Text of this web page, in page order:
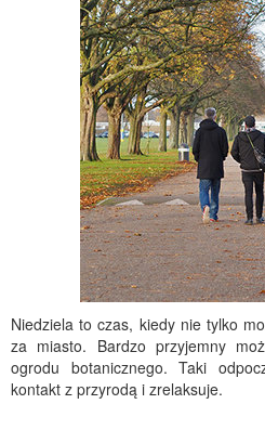
Niedziela to czas, kiedy nie tylko
za miasto. Bardzo przyjemny
ogrodu botanicznego. Taki
kontakt z przyrodą i zrelaksuje.